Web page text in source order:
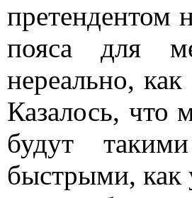
претендентом
пояса для
нереально,
Казалось, что
будут
быстрыми, как